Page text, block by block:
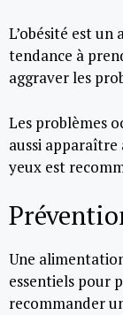
L’obésité est
tendance à
aggraver les
Les problèmes
aussi apparaître
yeux est
Une
essentiels pour
recommander